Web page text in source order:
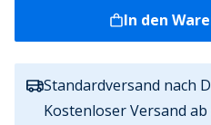
In den
Standardversand nach
Kostenloser Versand